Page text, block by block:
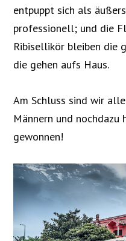
entpuppt sich als
professionell; und die
Ribisellikör bleiben die
die gehen aufs Haus.
Am Schluss sind wir
Männern und
gewonnen!